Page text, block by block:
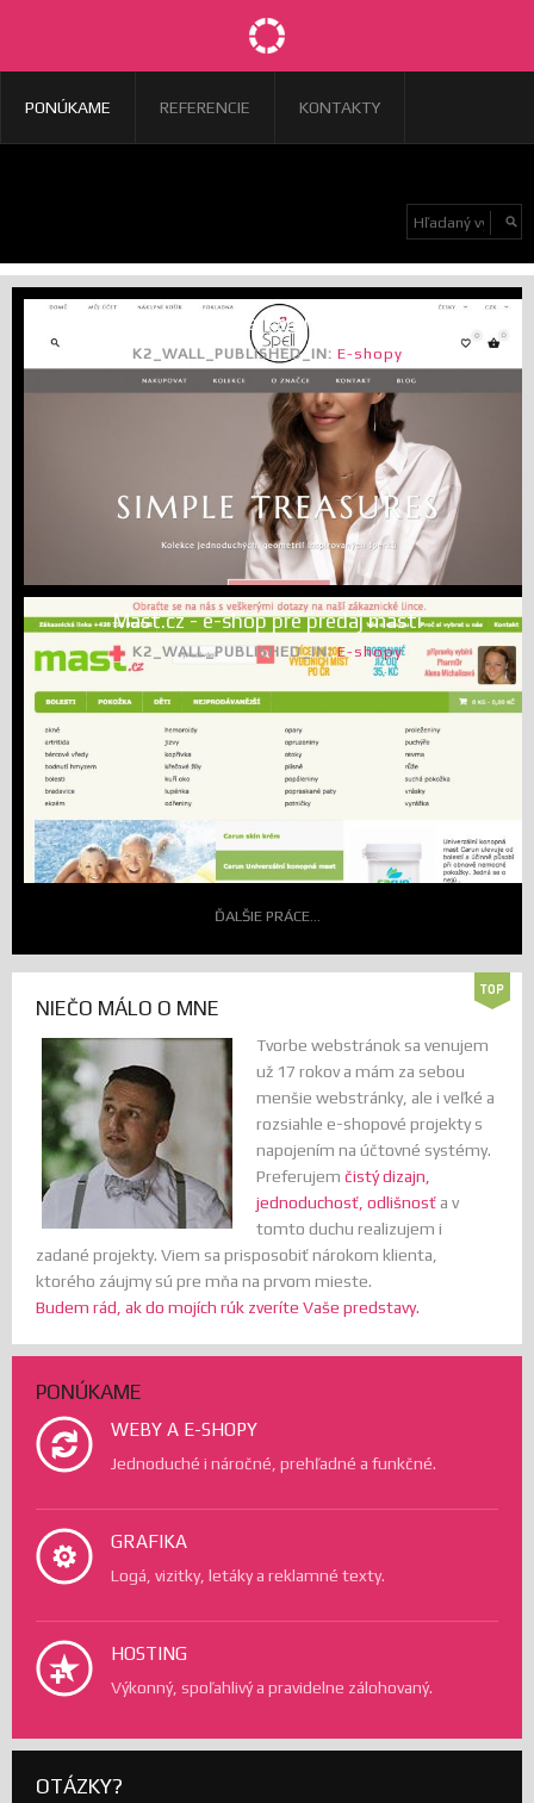
PONÚKAME REFERENCIE KONTAKTY
E-shop so šperkami Love Spell
K2_WALL_PUBLISHED_IN: E-shopy
Mast.cz - e-shop pre predaj mastí
K2_WALL_PUBLISHED_IN:E-shopy
ĎALŠIE PRÁCE...
NIEČO MÁLO O MNE
Tvorbe webstránok sa venujem
už 17 rokov a mám za sebou
menšie webstránky, ale i veľké a
rozsiahle e-shopové projekty s
napojením na účtovné systémy.
Preferujem čistý dizajn,
jednoduchosť, odlišnosť a v
tomto duchu realizujem i
zadané projekty. Viem sa prisposobiť nárokom klienta,
ktorého záujmy sú pre mňa na prvom mieste.
Budem rád, ak do mojích rúk zveríte Vaše predstavy.
PONÚKAME
WEBY A E-SHOPY
Jednoduché i náročné, prehľadné a funkčné.
GRAFIKA
Logá, vizitky, letáky a reklamné texty.
HOSTING
Výkonný, spoľahlivý a pravidelne zálohovaný.
OTÁZKY?